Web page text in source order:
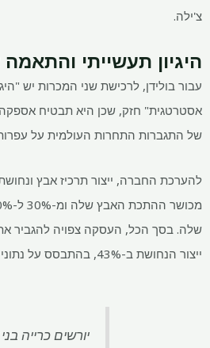
תעשייתי והתאמה
לרכישת שני המכרות יש "היגיון
חזק, שכן היא תבטיח אספקה ​​למפעלי
התחרות העולמית על עפרות מכרו.
מכושר ההתכת
על נתוני התפוקה של 2023.
יורשים כרייה בני דור